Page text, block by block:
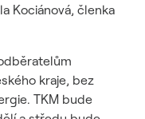
Kociánová, členka
kraje, bez
TKM bude